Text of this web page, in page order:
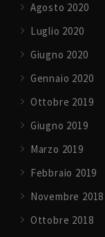
Agosto 2020
Luglio 2020
Giugno 2020
Gennaio 2020
Ottobre 2019
Giugno 2019
Marzo 2019
Febbraio 2019
Novembre 2018
Ottobre 2018